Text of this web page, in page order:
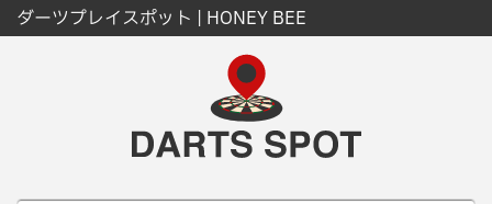
ダーツプレイスポット | HONEY BEE